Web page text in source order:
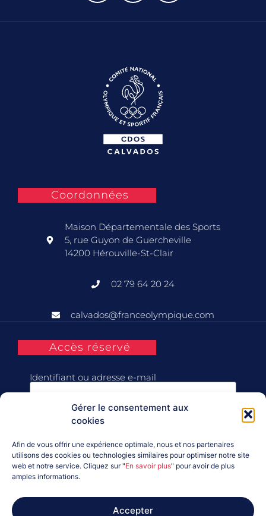
Gérer le consentement aux
cookies
Afin de vous offrir une expérience optimale, nous et nos partenaires
utilisons des cookies ou technologies similaires pour optimiser notre site
web et notre service. Cliquez sur "En savoir plus" pour avoir de plus
amples informations.
Accepter
Coordonnées
Maison Départementale des Sports
5, rue Guyon de Guercheville
14200 Hérouville-St-Clair
02 79 64 20 24
calvados@franceolympique.com
Accès réservé
Identifiant ou adresse e-mail
Se souvenir de moi
Connexion